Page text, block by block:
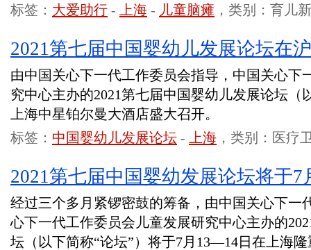
标签： 大爱助行 - 上海 - 儿童脑瘫 ，类别：育儿
2021第七届中国婴幼儿发展论坛在
由中国关心下一代工作委员会指导，中国关心下
究中心主办的2021第七届中国婴幼儿发展论坛（
上海中星铂尔曼大酒店盛大召开。
标签： 中国婴幼儿发展论坛 - 上海 ，类别：医疗
2021第七届中国婴幼发展论坛将于
经过三个多月紧锣密鼓的筹备，由中国关心下一
心下一代工作委员会儿童发展研究中心主办的
坛（以下简称“论坛”）将于7月13—14日在上海